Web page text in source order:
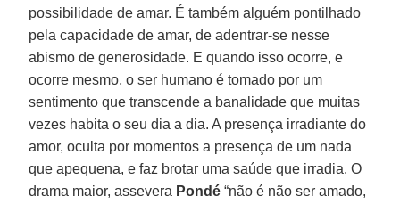
possibilidade de amar. É também alguém pontilhado
pela capacidade de amar, de adentrar-se nesse
abismo de generosidade. E quando isso ocorre, e
ocorre mesmo, o ser humano é tomado por um
sentimento que transcende a banalidade que muitas
vezes habita o seu dia a dia. A presença irradiante do
amor, oculta por momentos a presença de um nada
que apequena, e faz brotar uma saúde que irradia. O
drama maior, assevera Pondé “não é não ser amado,